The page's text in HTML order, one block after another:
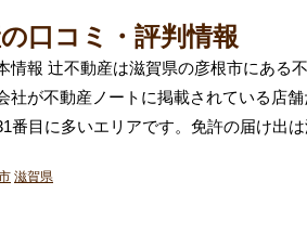
口コミ・評判情報
情報 辻不動産は滋賀県の彦根市にある
社が不動産ノートに掲載されている店
番目に多いエリアです。免許の届け出
滋賀県